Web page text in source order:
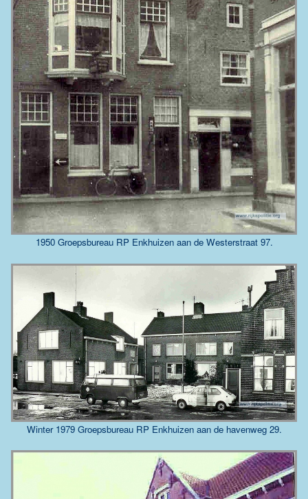
1950 Groepsbureau RP Enkhuizen aan de Westerstraat 97.
Winter 1979 Groepsbureau RP Enkhuizen aan de havenweg 29.